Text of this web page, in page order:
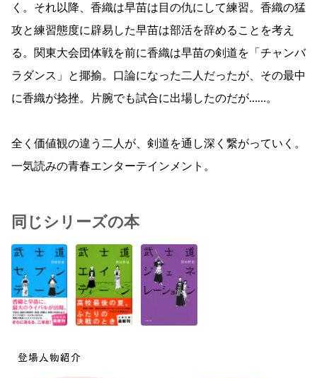
く。それ以降、香織は早苗は目の仇にして練習。香織の猛
攻と練習態度に辟易した早苗は部活を辞めることを考え
る。関東大会団体戦を前に香織は早苗の剣道を「チャンバ
ラダンス」と揶揄。口論になった二人だったが、その最中
に香織が捻挫。片腕でも試合に出場したのだが……。
全く価値観の違う二人が、剣道を通し深く繋がっていく。
一気読みの青春エンターテインメント。
同じシリーズの本